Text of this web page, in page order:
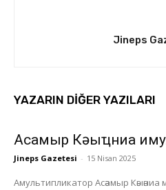
Jineps
YAZARIN DIĞER YAZILARI
Асҭамыр Кәыҵниа
Jineps Gazetesi - 15 Nisan 2025
Амультипликатор Асәамыр Кәыәниа